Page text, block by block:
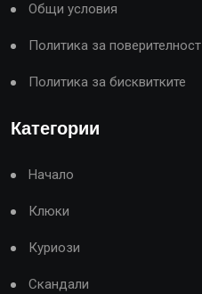
Общи условия
Политика за поверителност
Политика за бисквитките
Категории
Начало
Клюки
Куриози
Скандали